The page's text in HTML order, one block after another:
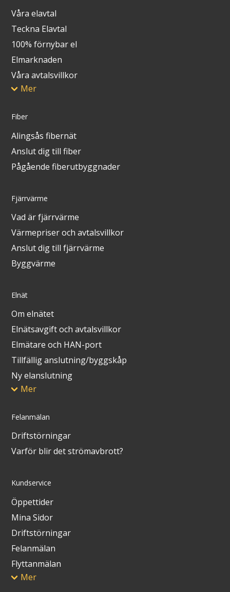
Våra elavtal
Teckna Elavtal
100% förnybar el
Elmarknaden
Våra avtalsvillkor
Mer
Fiber
Alingsås fibernät
Anslut dig till fiber
Pågående fiberutbyggnader
Fjärrvärme
Vad är fjärrvärme
Värmepriser och avtalsvillkor
Anslut dig till fjärrvärme
Byggvärme
Elnät
Om elnätet
Elnätsavgift och avtalsvillkor
Elmätare och HAN-port
Tillfällig anslutning/byggskåp
Ny elanslutning
Mer
Felanmälan
Driftstörningar
Varför blir det strömavbrott?
Kundservice
Öppettider
Mina Sidor
Driftstörningar
Felanmälan
Flyttanmälan
Mer